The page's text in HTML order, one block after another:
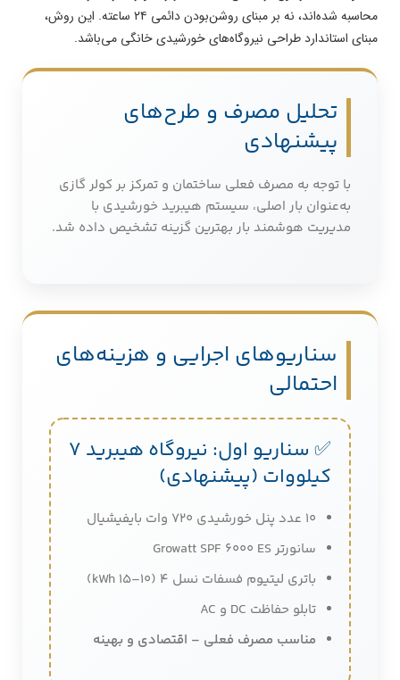
محاسبه شده‌اند، نه بر مبنای روشن‌بودن دائمی ۲۴ ساعته. این روش،
مبنای استاندارد طراحی نیروگاه‌های خورشیدی خانگی می‌باشد.
تحلیل مصرف و طرح‌های
پیشنهادی
با توجه به مصرف فعلی ساختمان و تمرکز بر کولر گازی
به‌عنوان بار اصلی، سیستم هیبرید خورشیدی با
مدیریت هوشمند بار بهترین گزینه تشخیص داده شد.
سناریوهای اجرایی و هزینه‌های
احتمالی
✅ سناریو اول: نیروگاه هیبرید 7
کیلووات (پیشنهادی)
10 عدد پنل خورشیدی 720 وات بایفیشیال
سانورتر Growatt SPF 6000 ES
باتری لیتیوم فسفات نسل 4 (10–15 kWh)
تابلو حفاظت DC و AC
مناسب مصرف فعلی – اقتصادی و بهینه